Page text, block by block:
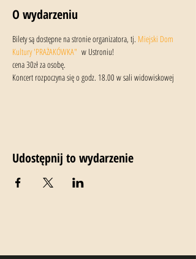
O wydarzeniu
Bilety są dostępne na stronie organizatora, tj. Miejski Dom
Kultury 'PRAŻAKÓWKA" w Ustroniu!
cena 30zł za osobę.
Koncert rozpoczyna się o godz. 18.00 w sali widowiskowej
Udostępnij to wydarzenie